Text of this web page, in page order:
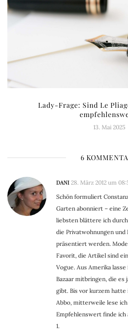
Lady-Frage: Sind Le
13. Mai 2025
6
DANI 28. März 2012 um
Schön formuliert
Garten abonniert – eine
liebsten blättere ich
die Privatwohnungen
präsentiert werden.
Favorit, die Artikel sind
Vogue. Aus Amerika
Bazaar mitbringen, die es
gibt. Bis vor kurzem
Abbo, mitterweile lese
Empfehlenswert finde ich
1.